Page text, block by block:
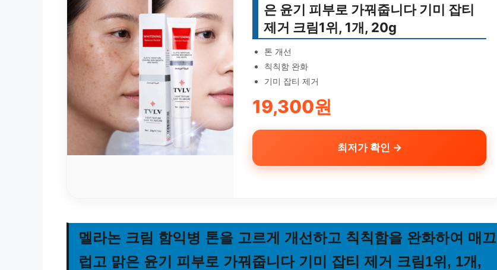
은 윤기 피부로 가꿔줍니다 기미 잡티
제거 크림1위, 1개, 20g
톤 개선
칙칙함 완화
기미 잡티 제거
19,300원
최저가 확인 →
멜라논 크림 함익병 톤을 고르게 개선하고 칙칙함을 완화하여 매끄
럽고 맑은 윤기 피부로 가꿔줍니다 기미 잡티 제거 크림1위, 1개,